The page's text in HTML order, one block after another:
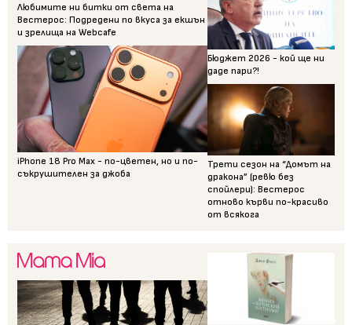
Любимите ни битки от света на
Вестерос: Подредени по вкуса за екшън
и зрелища на Webcafe
iPhone 18 Pro Max - по-цветен, но и по-
съкрушителен за джоба
Бюджет 2026 - кой ще ни
даде пари?!
Трети сезон на “Домът на
дракона” (ревю без
спойлери): Вестерос
отново кърви по-красиво
от всякога